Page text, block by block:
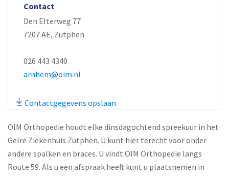
Contact
Den Elterweg 77
7207 AE, Zutphen
026 443 4340
arnhem@oim.nl
Contactgegevens opslaan
OIM Orthopedie houdt elke dinsdagochtend spreekuur in het
Gelre Ziekenhuis Zutphen. U kunt hier terecht voor onder
andere spalken en braces. U vindt OIM Orthopedie langs
Route 59. Als u een afspraak heeft kunt u plaatsnemen in